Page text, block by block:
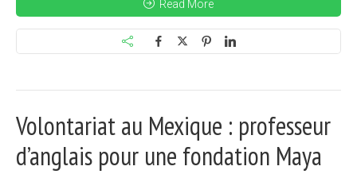
Read More
Volontariat au Mexique : professeur
d’anglais pour une fondation Maya